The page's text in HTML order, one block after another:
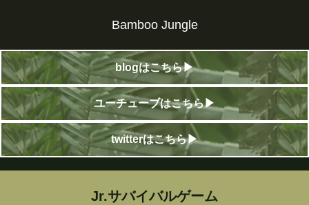
Bamboo Jungle
blogはこちら▶
ユーチューブはこちら▶
twitterはこちら▶
Jr.サバイバルゲーム